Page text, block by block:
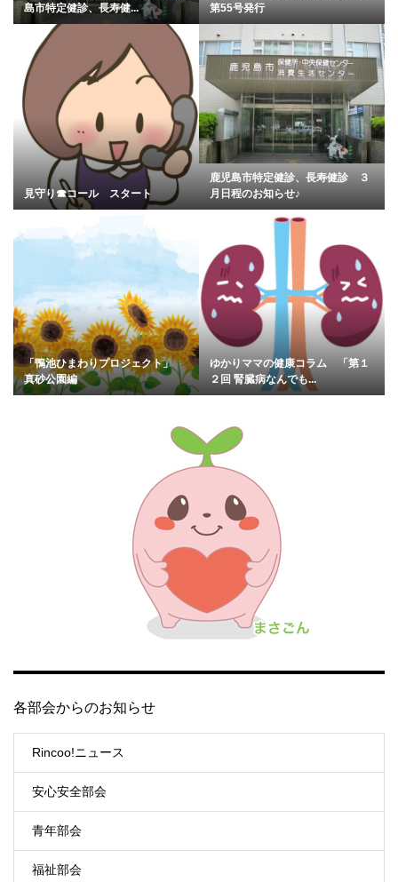
島市特定健診、長寿健...
第55号発行
見守り☎︎コール スタート
鹿児島市特定健診、長寿健診 ３
月日程のお知らせ♪
「鴨池ひまわりプロジェクト」
真砂公園編
ゆかりママの健康コラム 「第１
２回 腎臓病なんでも...
各部会からのお知らせ
Rincoo!ニュース
安心安全部会
青年部会
福祉部会